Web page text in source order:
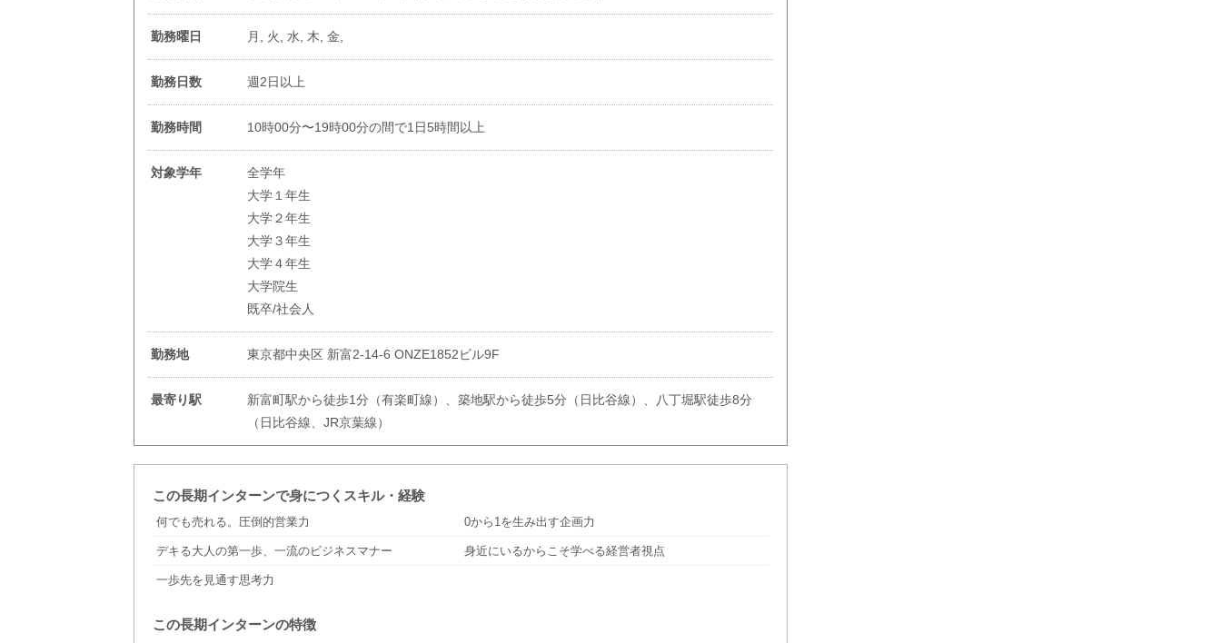
勤務曜日 月, 火, 水, 木, 金,
勤務日数 週2日以上
勤務時間 10時00分〜19時00分の間で1日5時間以上
対象学年
全学年
大学１年生
大学２年生
大学３年生
大学４年生
大学院生
既卒/社会人
勤務地 東京都中央区 新富2-14-6 ONZE1852ビル9F
最寄り駅
新富町駅から徒歩1分（有楽町線）、築地駅から徒歩5分（日比谷線）、八丁堀駅徒歩8分
（日比谷線、JR京葉線）
この長期インターンで身につくスキル・経験
何でも売れる。圧倒的営業力 0から1を生み出す企画力
デキる大人の第一歩、一流のビジネスマナー 身近にいるからこそ学べる経営者視点
一歩先を見通す思考力
この長期インターンの特徴